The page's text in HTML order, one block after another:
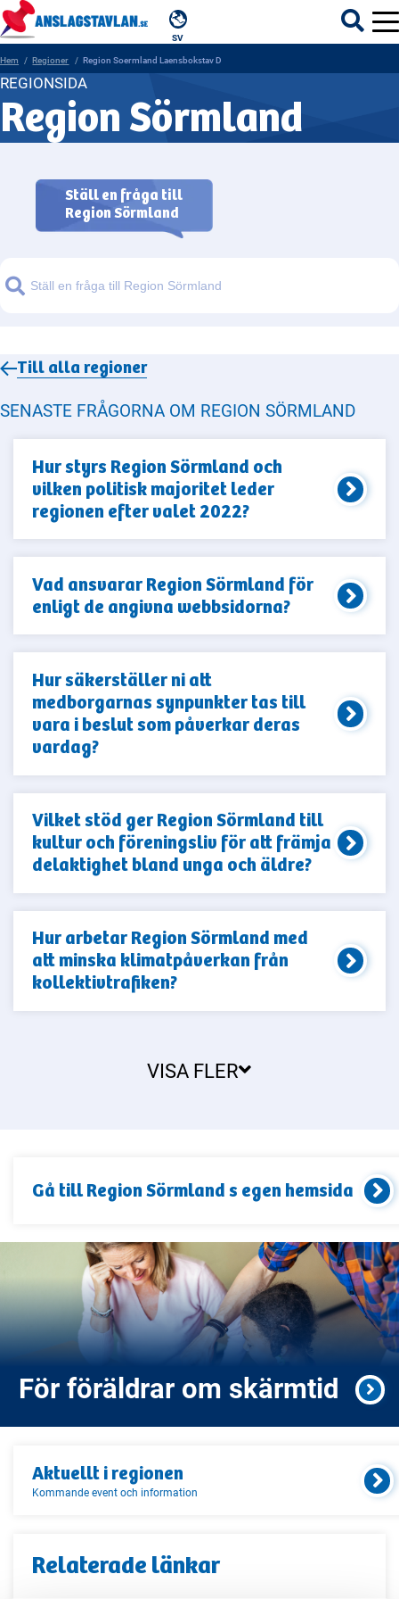
SV
ÄMNEN
REGIONER
Hem Regioner Region Soermland Laensbokstav D
REGIONSIDA
Region Sörmland
Ställ en fråga till
Region Sörmland
Sök
Till allaregioner
SENASTE FRÅGORNA OM REGION SÖRMLAND
Hur styrs Region Sörmland och
vilken politisk majoritet leder
regionen efter valet 2022?
Vad ansvarar Region Sörmland för
enligt de angivna webbsidorna?
Hur säkerställer ni att
medborgarnas synpunkter tas till
vara i beslut som påverkar deras
vardag?
Vilket stöd ger Region Sörmland till
kultur och föreningsliv för att främja
delaktighet bland unga och äldre?
Hur arbetar Region Sörmland med
att minska klimatpåverkan från
kollektivtrafiken?
VISA FLER
Gå tillRegion Sörmland s egen hemsida
För föräldrar om skärmtid
Aktuellt iregionen
Kommande event och information
Relaterade länkar